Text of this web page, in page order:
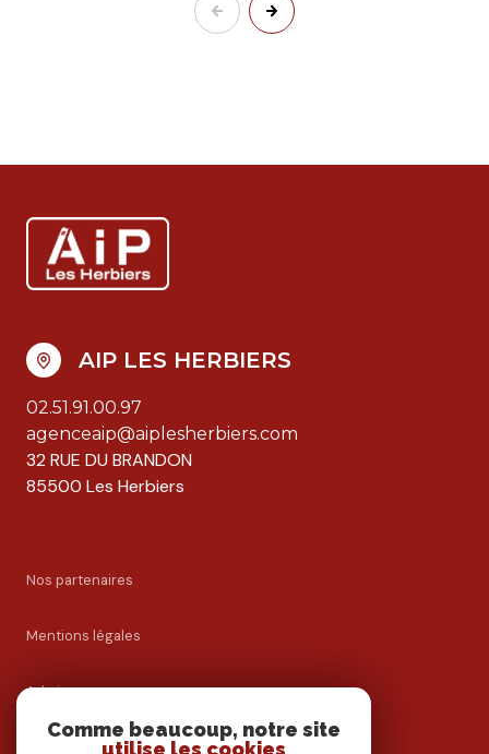
AIP LES HERBIERS
02.51.91.00.97
agenceaip@aiplesherbiers.com
32 RUE DU BRANDON
85500 Les Herbiers
Nos partenaires
Mentions légales
Admin
Nos honoraires
Comme beaucoup, notre site
utilise les cookies